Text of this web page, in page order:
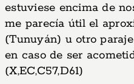
estuviese encima de
me parecía útil el
(Tunuyán) u otro
en caso de ser
(X,EC,C57,D61)